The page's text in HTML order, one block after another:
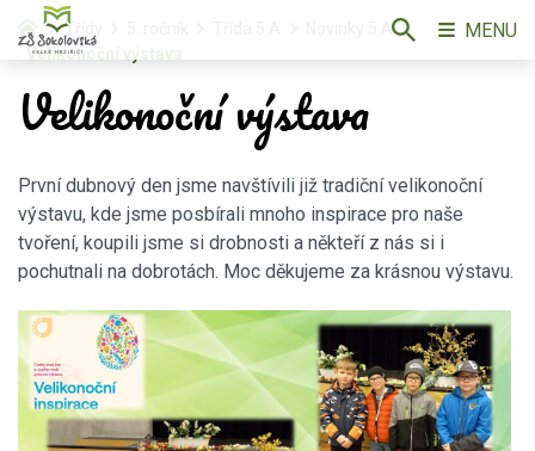
Třídy
Novinky 5.A
Velikonoční výstava
Velikonoční výstava
První dubnový den jsme navštívili již tradiční velikonoční
výstavu, kde jsme posbírali mnoho inspirace pro naše
tvoření, koupili jsme si drobnosti a někteří z nás si i
pochutnali na dobrotách. Moc děkujeme za krásnou výstavu.
MENU